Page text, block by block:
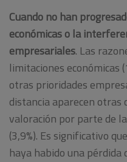
Cuando no han
económicas o la
empresariales. Las
limitaciones económicas
otras prioridades
distancia aparecen otras
valoración por parte de
(3,9%). Es significativo
haya habido una